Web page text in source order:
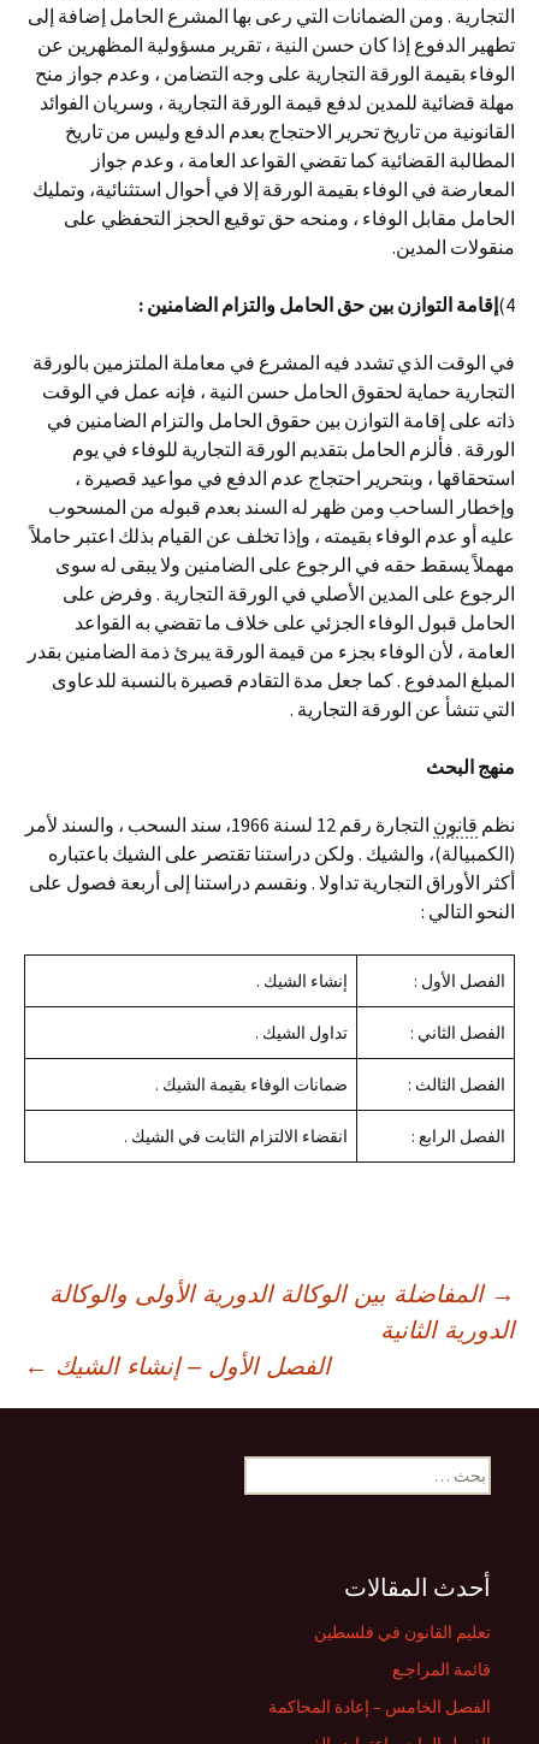
التجارية . ومن الضمانات التي رعى بها المشرع الحامل إضافة إلى
تطهير الدفوع إذا كان حسن النية ، تقرير مسؤولية المظهرين عن
الوفاء بقيمة الورقة التجارية على وجه التضامن ، وعدم جواز منح
مهلة قضائية للمدين لدفع قيمة الورقة التجارية ، وسريان الفوائد
القانونية من تاريخ تحرير الاحتجاج بعدم الدفع وليس من تاريخ
المطالبة القضائية كما تقضي القواعد العامة ، وعدم جواز
المعارضة في الوفاء بقيمة الورقة إلا في أحوال استثنائية، وتمليك
الحامل مقابل الوفاء ، ومنحه حق توقيع الحجز التحفظي على
منقولات المدين.
4) إقامة التوازن بين حق الحامل والتزام الضامنين :
في الوقت الذي تشدد فيه المشرع في معاملة الملتزمين بالورقة
التجارية حماية لحقوق الحامل حسن النية ، فإنه عمل في الوقت
ذاته على إقامة التوازن بين حقوق الحامل والتزام الضامنين في
الورقة . فألزم الحامل بتقديم الورقة التجارية للوفاء في يوم
استحقاقها ، وبتحرير احتجاج عدم الدفع في مواعيد قصيرة ،
وإخطار الساحب ومن ظهر له السند بعدم قبوله من المسحوب
عليه أو عدم الوفاء بقيمته ، وإذا تخلف عن القيام بذلك اعتبر حاملاً
مهملاً يسقط حقه في الرجوع على الضامنين ولا يبقى له سوى
الرجوع على المدين الأصلي في الورقة التجارية . وفرض على
الحامل قبول الوفاء الجزئي على خلاف ما تقضي به القواعد
العامة ، لأن الوفاء بجزء من قيمة الورقة يبرئ ذمة الضامنين بقدر
المبلغ المدفوع . كما جعل مدة التقادم قصيرة بالنسبة للدعاوى
التي تنشأ عن الورقة التجارية .
منهج البحث
نظم قانون
التجارة رقم 12 لسنة 1966، سند السحب ، والسند لأمر
(الكمبيالة)، والشيك . ولكن دراستنا تقتصر على الشيك باعتباره
أكثر الأوراق التجارية تداولا . ونقسم دراستنا إلى أربعة فصول على
النحو التالي :
الفصل الأول : إنشاء الشيك .
الفصل الثاني : تداول الشيك .
الفصل الثالث : ضمانات الوفاء بقيمة الشيك .
الفصل الرابع : انقضاء الالتزام الثابت في الشيك .
تصفّح
→ المفاضلة بين الوكالة الدورية الأولى والوكالة
الدورية الثانية
الفصل الأول – إنشاء الشيك ←
عن:
أحدث المقالات
تعليم القانون في فلسطين
قائمة المراجـع
الفصل الخامس – إعادة المحاكمة